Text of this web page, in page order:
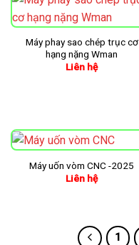
Máy phay sao chép trục cơ
hạng nặng Wman
Liên hệ
Máy uốn vòm CNC -2025
Liên hệ
1